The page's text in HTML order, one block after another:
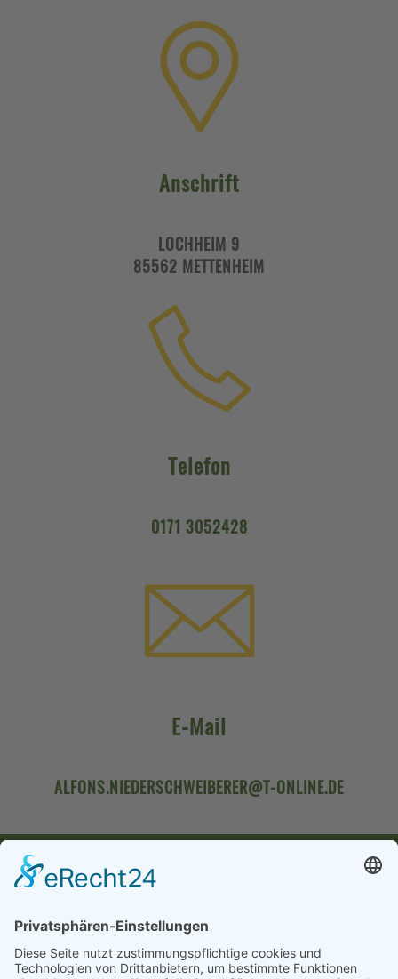
Anschrift
LOCHHEIM 9
85562 METTENHEIM
Telefon
0171 3052428
E-Mail
ALFONS.NIEDERSCHWEIBERER@T-ONLINE.DE
HOLZVERARBEITUNG NIEDERSCHWEIBERER
Lochheim 9
84562 Mettenheim